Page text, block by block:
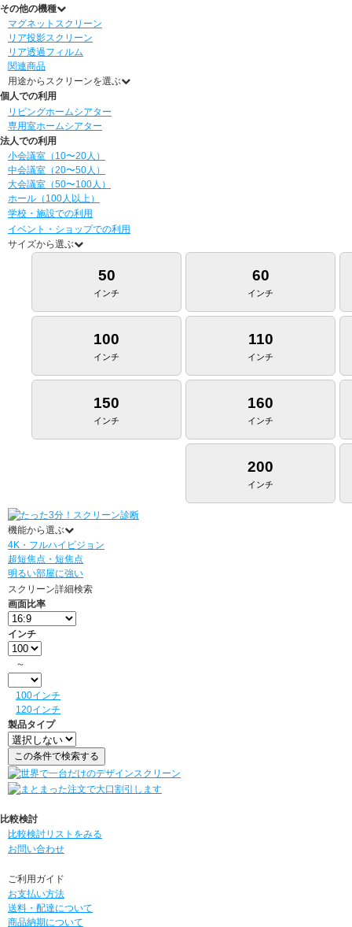
その他の機種
マグネットスクリーン
リア投影スクリーン
リア透過フィルム
関連商品
用途からスクリーンを選ぶ
個人での利用
リビングホームシアター
専用室ホームシアター
法人での利用
小会議室（10〜20人）
中会議室（20〜50人）
大会議室（50〜100人）
ホール（100人以上）
学校・施設での利用
イベント・ショップでの利用
サイズから選ぶ
50
インチ
60
インチ
100
インチ
110
インチ
150
インチ
160
インチ
200
インチ
機能から選ぶ
4K・フルハイビジョン
超短焦点・短焦点
明るい部屋に強い
スクリーン詳細検索
画面比率
インチ
～
100インチ
120インチ
製品タイプ
比較検討
比較検討リストをみる
お問い合わせ
ご利用ガイド
お支払い方法
送料・配達について
商品納期について